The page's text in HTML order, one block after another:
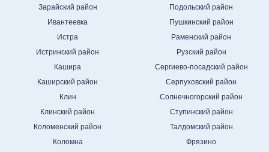
Зарайский район
Ивантеевка
Истра
Истринский район
Кашира
Каширский район
Клин
Клинский район
Коломенский район
Коломна
Подольский район
Пушкинский район
Раменский район
Рузский район
Сергиево-посадский район
Серпуховский район
Солнечногорский район
Ступинский район
Талдомский район
Фрязино